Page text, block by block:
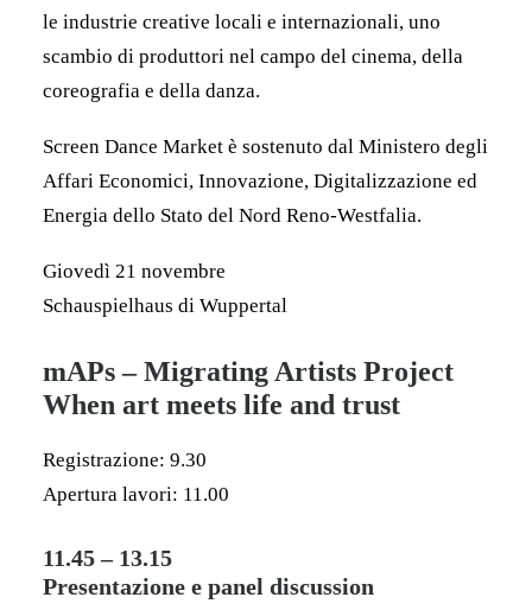
le industrie creative locali e internazionali, uno
scambio di produttori nel campo del cinema, della
coreografia e della danza.
Screen Dance Market è sostenuto dal Ministero degli
Affari Economici, Innovazione, Digitalizzazione ed
Energia dello Stato del Nord Reno-Westfalia.
Giovedì 21 novembre
Schauspielhaus di Wuppertal
mAPs – Migrating Artists Project
When art meets life and trust
Registrazione: 9.30
Apertura lavori: 11.00
11.45 – 13.15
Presentazione e panel discussion